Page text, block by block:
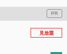
PR
見放題